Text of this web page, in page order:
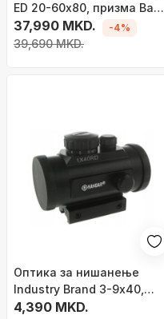
ED 20-60x80, призма Bak-
4, водоотпорна
37,990 MKD.
39,690 MKD.
-4%
Оптика за нишанење
Industry Brand 3-9x40,
објектив 40 mm, цевка 1\",
4,390 MKD.